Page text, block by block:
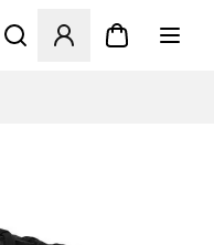
Åbner en Modal til at